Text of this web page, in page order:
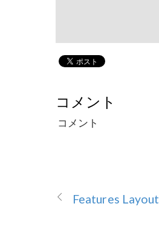
コメント
コメント
Features Layout